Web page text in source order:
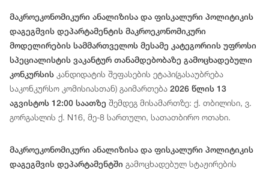
მაკროეკონომიკური ანალიზისა და ფისკალური პოლიტიკის
დაგეგმვის დეპარტამენტის მაკროეკონომიკური
მოდელირების სამმართველოს მესამე კატეგორიის უფროსი
სპეციალისტის ვაკანტურ თანამდებობაზე გამოცხადებული
კონკურსის კანდიდატის შეფასების ეტაპი(გასაუბრება
საკონკურსო კომისიასთან) გაიმართება 2026 წლის 13
აგვისტოს 12:00 საათზე შემდეგ მისამართზე: ქ. თბილისი, ვ.
გორგასლის ქ. N16, მე-8 სართული, სათათბირო ოთახი.
მაკროეკონომიკური ანალიზისა და ფისკალური პოლიტიკის
დაგეგმვის დეპარტამენტში გამოცხადებულ სტაჟირების